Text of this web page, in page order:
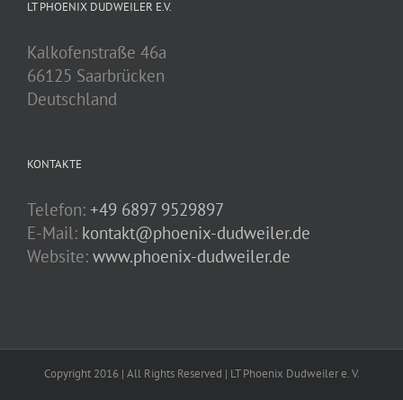
LT PHOENIX DUDWEILER E.V.
Kalkofenstraße 46a
66125 Saarbrücken
Deutschland
KONTAKTE
Telefon: +49 6897 9529897
E-Mail: kontakt@phoenix-dudweiler.de
Website: www.phoenix-dudweiler.de
Copyright 2016 | All Rights Reserved | LT Phoenix Dudweiler e. V.